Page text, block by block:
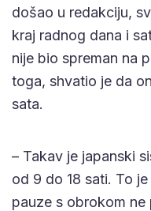
došao u redakciju,
kraj radnog dana i
nije bio spreman na
toga, shvatio je da
sata.
– Takav je japanski
od 9 do 18 sati. To
pauze s obrokom ne